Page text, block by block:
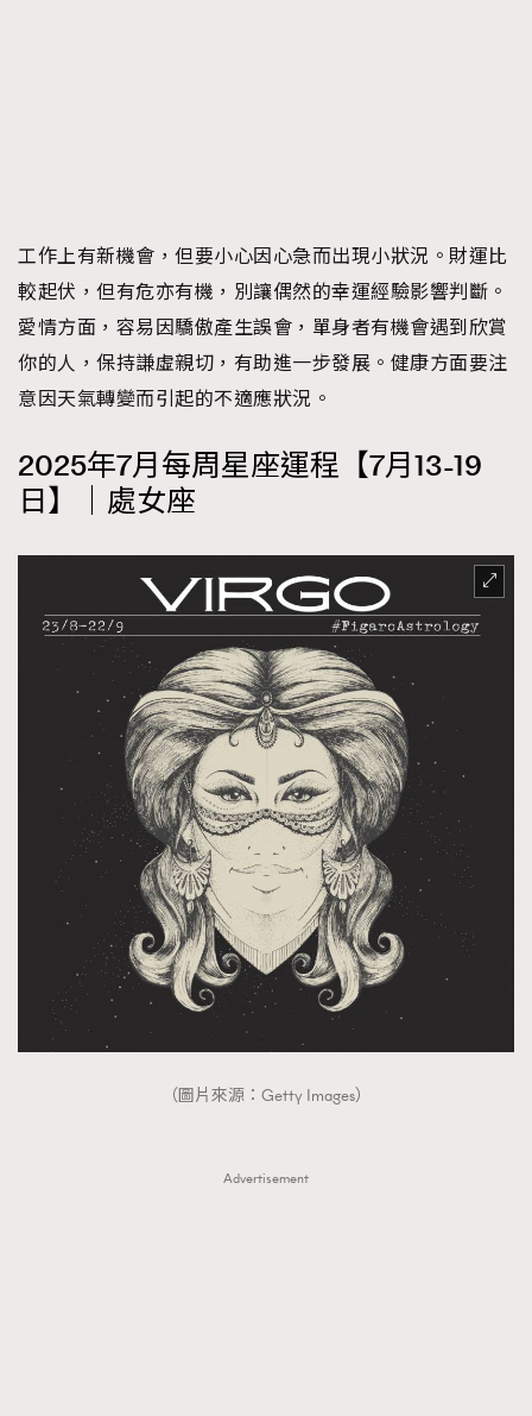
工作上有新機會，但要小心因心急而出現小狀況。財運比
較起伏，但有危亦有機，別讓偶然的幸運經驗影響判斷。
愛情方面，容易因驕傲產生誤會，單身者有機會遇到欣賞
你的人，保持謙虛親切，有助進一步發展。健康方面要注
意因天氣轉變而引起的不適應狀況。
2025年7月每周星座運程【7月13-19
日】｜處女座
（圖片來源：Getty Images）
Advertisement